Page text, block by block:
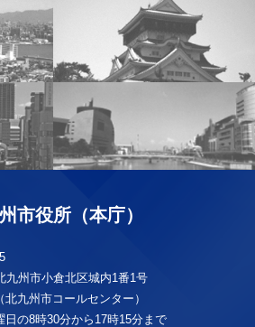
市役所（本庁）
州市小倉北区城内1番1号
北九州市コールセンター）
日の8時30分から17時15分まで